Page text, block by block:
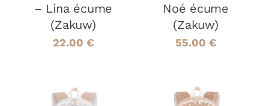
– Lina écume
(Zakuw)
22.00 €
Noé écume
(Zakuw)
55.00 €